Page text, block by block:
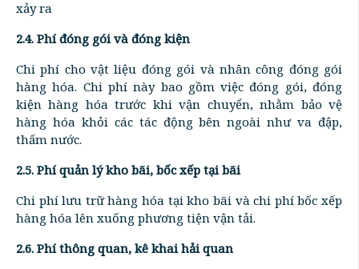
xảy ra
2.4. Phí đóng gói và đóng kiện
Chi phí cho vật liệu đóng gói và nhân công đóng gói
hàng hóa. Chi phí này bao gồm việc đóng gói, đóng
kiện hàng hóa trước khi vận chuyển, nhằm bảo vệ
hàng hóa khỏi các tác động bên ngoài như va đập,
thấm nước.
2.5. Phí quản lý kho bãi, bốc xếp tại bãi
Chi phí lưu trữ hàng hóa tại kho bãi và chi phí bốc xếp
hàng hóa lên xuống phương tiện vận tải.
2.6. Phí thông quan, kê khai hải quan